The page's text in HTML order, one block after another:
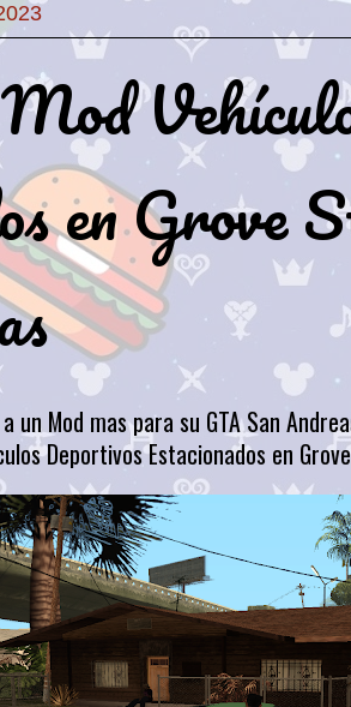
en Grove
Mod mas para su GTA San
Deportivos Estacionados en